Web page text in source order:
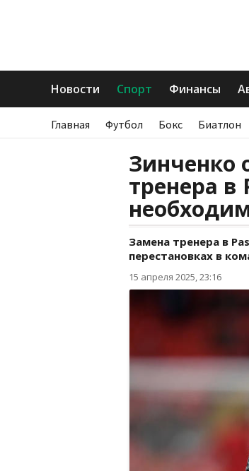
Новости Спорт Финансы
Главная Футбол Бокс Биатлон
Зинченко
тренера в
Замена тренера в
перестановках в
15 апреля 2025, 23:16